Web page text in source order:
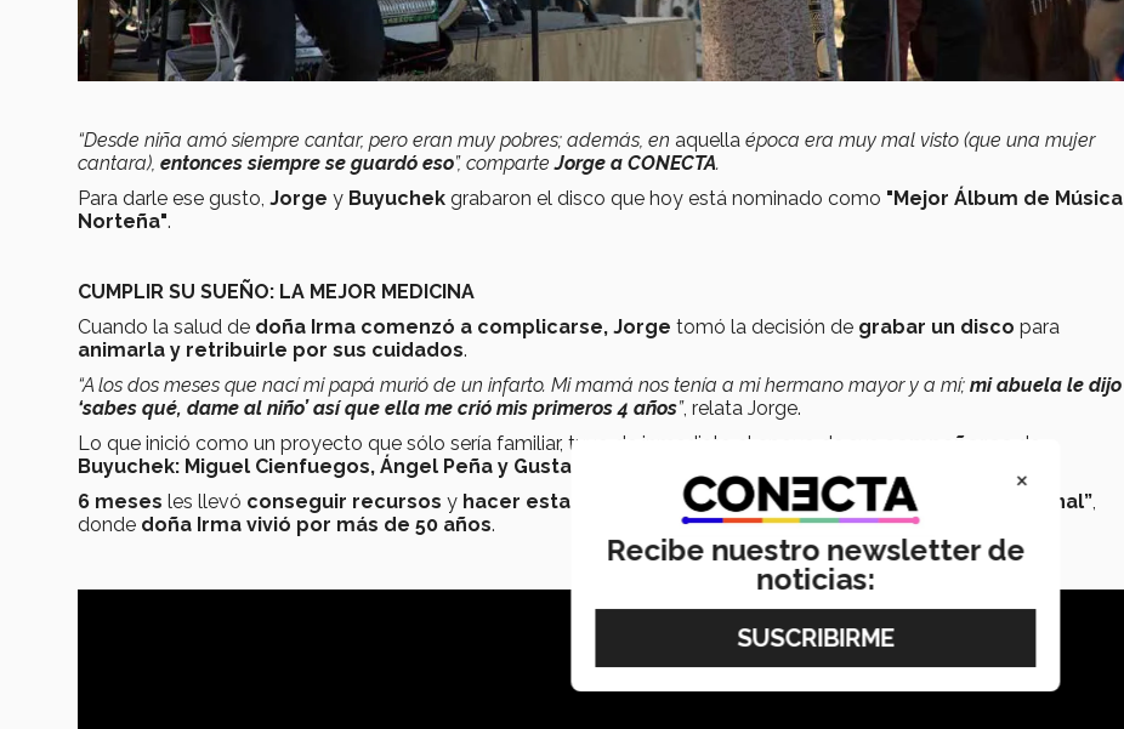
“Desde niña amó siempre cantar, pero eran muy pobres; además, en aquella época era muy mal visto (que una mujer
cantara), entonces siempre se guardó eso”, comparteJorge a CONECTA.
Para darle ese gusto, Jorge y Buyuchek grabaron el disco que hoy está nominado como "Mejor Álbum de Música
Norteña".
CUMPLIR SU SUEÑO: LA MEJOR MEDICINA
Cuando la salud de doña Irma comenzó a complicarse, Jorge tomó la decisión de grabar un disco para
animarla y retribuirle por sus cuidados.
“A los dos meses que nací mi papá murió de un infarto. Mi mamá nos tenía a mi hermano mayor y a mí; mi abuela le dijo
‘sabes qué, dame al niño’ así que ella me crió mis primeros 4 años”, relata Jorge.
Lo que inició como un proyecto que sólo sería familiar, tuvo de inmediato el apoyo de sus
compañeros
de
Buyuchek: Miguel Cienfuegos, Ángel Peña y Gustavo Guerra.
6 meses les llevó conseguir recursos y hacer esta producción, la cual se grabó en elrancho “El Grajenal”,
donde doña Irma vivió por más de 50 años.
×
Recibe nuestro newsletter de
noticias: